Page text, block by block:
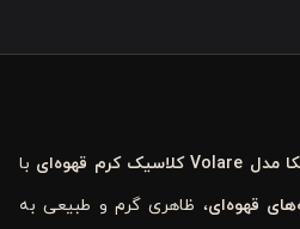
با
قهوه‌ای، ظاهری گرم و طبیعی به